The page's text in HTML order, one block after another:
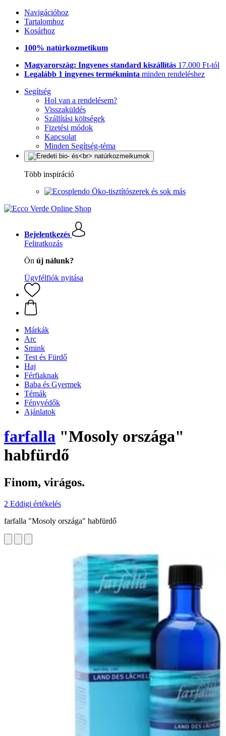
Navigációhoz
Tartalomhoz
Kosárhoz
100% natúrkozmetikum
Magyarország: Ingyenes standard kiszállítás 17.000 Ft-tól
Legalább 1 ingyenes termékminta minden rendeléshez
Segítség
Hol van a rendelésem?
Visszaküldés
Szállítási költségek
Fizetési módok
Kapcsolat
Minden Segítség-téma
Több inspiráció
Öko-tisztítószerek és sok más
Bejelentkezés
Feliratkozás
Ön új nálunk?
Ügyfélfiók nyitása
Márkák
Arc
Smink
Test és Fürdő
Haj
Férfiaknak
Baba és Gyermek
Témák
Fényvédők
Ajánlatok
farfalla "Mosoly országa"
habfürdő
Finom, virágos.
2 Eddigi értékelés
farfalla "Mosoly országa" habfürdő